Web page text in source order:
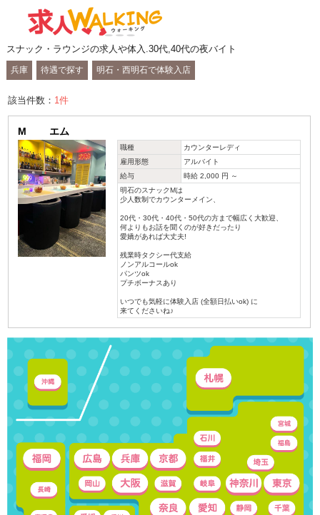
スナック・ラウンジの求人や体入.30代,40代の夜バイト
兵庫 待遇で探す 明石・西明石で体験入店
該当件数： 1件
M エム
職種
カウンターレディ
雇用形態
アルバイト
給与
時給 2,000 円 ～
明石のスナックMは
少人数制でカウンターメイン、
20代・30代・40代・50代の方まで幅広く大歓迎、
何よりもお話を聞くのが好きだったり
愛嬌があれば大丈夫!
残業時タクシー代支給
ノンアルコールok
パンツok
プチボーナスあり
いつでも気軽に体験入店 (全額日払いok) に
来てくださいね♪